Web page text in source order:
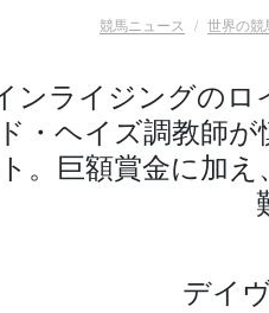
競馬ニュース 世界の競
ンライジングの
・ヘイズ調教師
。巨額賞金に加
デイ